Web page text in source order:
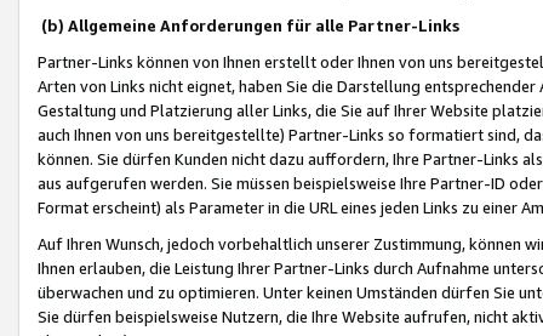
(b) Allgemeine Anforderungen für alle Partner-Links
Partner-Links können von Ihnen erstellt oder Ihnen von uns
Arten von Links nicht eignet, haben Sie die Darstellung
Gestaltung und Platzierung aller Links, die Sie auf Ihrer Website
auch Ihnen von uns bereitgestellte) Partner-Links so formatiert sind,
können. Sie dürfen Kunden nicht dazu auffordern, Ihre Partner-Links
aus aufgerufen werden. Sie müssen beispielsweise Ihre Partner-ID
Format erscheint) als Parameter in die URL eines jeden Links zu einer
Auf Ihren Wunsch, jedoch vorbehaltlich unserer Zustimmung, können
Ihnen erlauben, die Leistung Ihrer Partner-Links durch Aufnahme
überwachen und zu optimieren. Unter keinen Umständen dürfen Sie
Sie dürfen beispielsweise Nutzern, die Ihre Website aufrufen, nicht